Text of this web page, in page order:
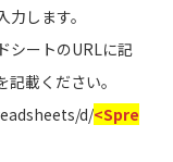
します。
シートのURLに記
載ください。
d/<Spre